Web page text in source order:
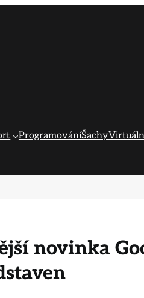
ProgramováníŠachy
novinka